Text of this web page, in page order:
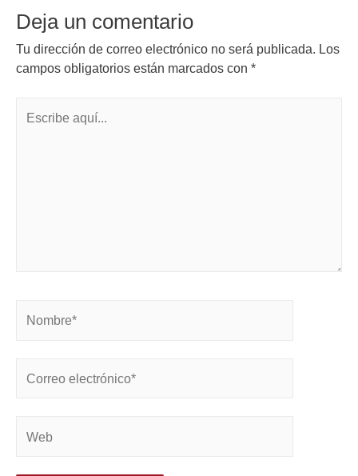
Deja un comentario
Tu dirección de correo electrónico no será publicada. Los
campos obligatorios están marcados con *